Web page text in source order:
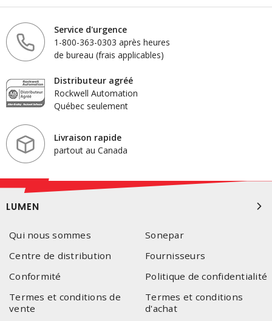
Service d'urgence
1-800-363-0303 après heures
de bureau (frais applicables)
Distributeur agréé
Rockwell Automation
Québec seulement
Livraison rapide
partout au Canada
LUMEN
Qui nous sommes
Sonepar
Centre de distribution
Fournisseurs
Conformité
Politique de confidentialité
Termes et conditions de
vente
Termes et conditions
d'achat